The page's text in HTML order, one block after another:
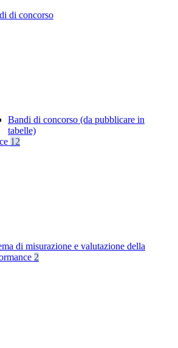
di concorso
Bandi di concorso (da pubblicare in
tabelle)
12
di misurazione e valutazione della
2